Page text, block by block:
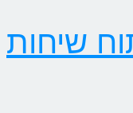
שיחות